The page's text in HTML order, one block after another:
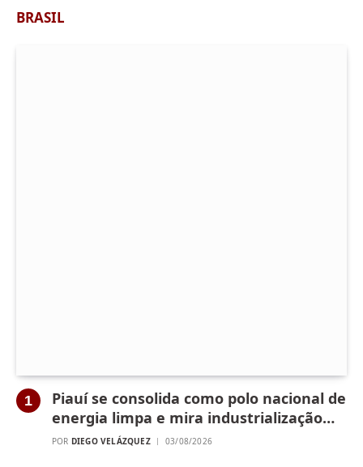
BRASIL
Piauí se consolida como polo nacional de
energia limpa e mira industrialização
verde
POR DIEGO VELÁZQUEZ 03/08/2026